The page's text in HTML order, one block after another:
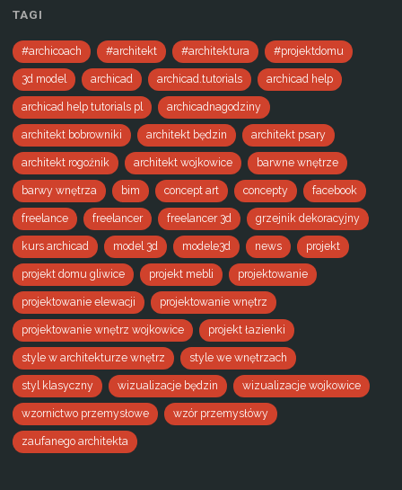
TAGI
#archicoach #architekt #architektura #projektdomu
3d model archicad archicad.tutorials archicad help
archicad help tutorials pl archicadnagodziny
architekt bobrowniki architekt będzin architekt psary
architekt rogoźnik architekt wojkowice barwne wnętrze
barwy wnętrza bim concept art concepty facebook
freelance freelancer freelancer 3d grzejnik dekoracyjny
kurs archicad model 3d modele3d news projekt
projekt domu gliwice projekt mebli projektowanie
projektowanie elewacji projektowanie wnętrz
projektowanie wnętrz wojkowice projekt łazienki
style w architekturze wnętrz style we wnętrzach
styl klasyczny wizualizacje będzin wizualizacje wojkowice
wzornictwo przemysłowe wzór przemysłówy
zaufanego architekta